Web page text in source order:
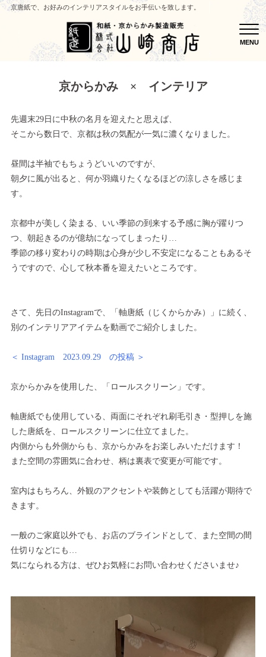
京唐紙で、お好みのインテリアスタイルをお手伝いを致します。
MENU
京からかみ × インテリア
先週末29日に中秋の名月を迎えたと思えば、
そこから数日で、京都は秋の気配が一気に濃くなりました。
昼間は半袖でもちょうどいいのですが、
朝夕に風が出ると、何か羽織りたくなるほどの涼しさを感じま
す。
京都中が美しく染まる、いい季節の到来する予感に胸が躍りつ
つ、朝起きるのが億劫になってしまったり…
季節の移り変わりの時期は心身が少し不安定になることもあるそ
うですので、心して秋本番を迎えたいところです。
さて、先日のInstagramで、「軸唐紙（じくからかみ）」に続く、
別のインテリアアイテムを動画でご紹介しました。
＜ Instagram 2023.09.29 の投稿 ＞
京からかみを使用した、「ロールスクリーン」です。
軸唐紙でも使用している、両面にそれぞれ刷毛引き・型押しを施
した唐紙を、ロールスクリーンに仕立てました。
内側からも外側からも、京からかみをお楽しみいただけます！
また空間の雰囲気に合わせ、柄は裏表で変更が可能です。
室内はもちろん、外観のアクセントや装飾としても活躍が期待で
きます。
一般のご家庭以外でも、お店のブラインドとして、また空間の間
仕切りなどにも…
気になられる方は、ぜひお気軽にお問い合わせくださいませ♪